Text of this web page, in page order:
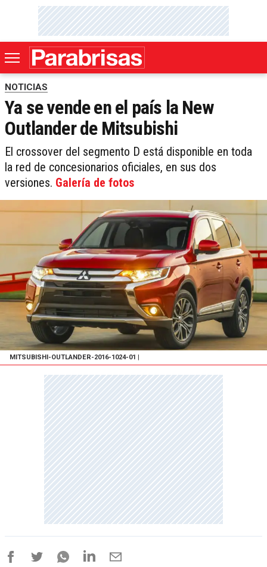
NOTICIAS
Ya se vende en el país la New
Outlander de Mitsubishi
El crossover del segmento D está disponible en toda
la red de concesionarios oficiales, en sus dos
versiones. Galería de fotos
MITSUBISHI-OUTLANDER-2016-1024-01